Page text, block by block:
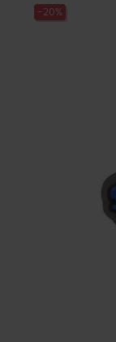
-20%